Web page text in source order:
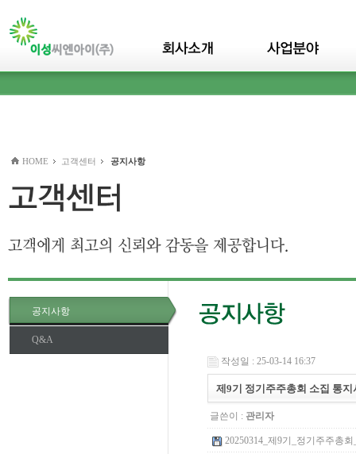
HOME 고객센터 공지사항
공지사항
Q&A
작성일 : 25-03-14 16:37
제9기 정기주주총회 소집 통지
글쓴이 : 관리자
20250314_제9기_정기주주총